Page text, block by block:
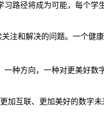
路径将成为可能，每个学
注和解决的问题。一个健
一种方向，一种对更美好数
加互联、更加美好的数字未